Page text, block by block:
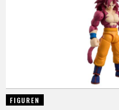
FIGUREN